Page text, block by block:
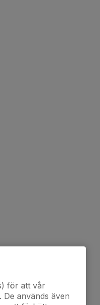
för att vår
används även